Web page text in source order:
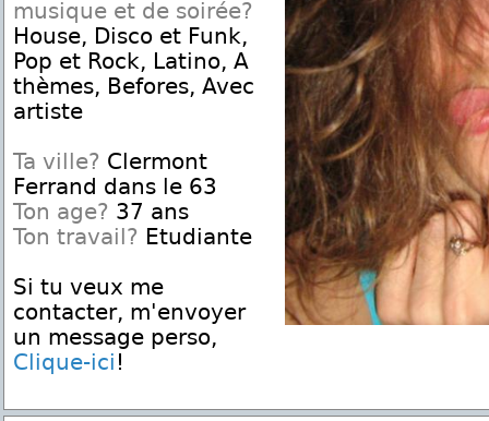
musique et de soirée?
House, Disco et Funk,
Pop et Rock, Latino, A
thèmes, Befores, Avec
artiste
Ta ville? Clermont
Ferrand dans le 63
Ton age? 37 ans
Ton travail? Etudiante
Si tu veux me
contacter, m'envoyer
un message perso,
Clique-ici !